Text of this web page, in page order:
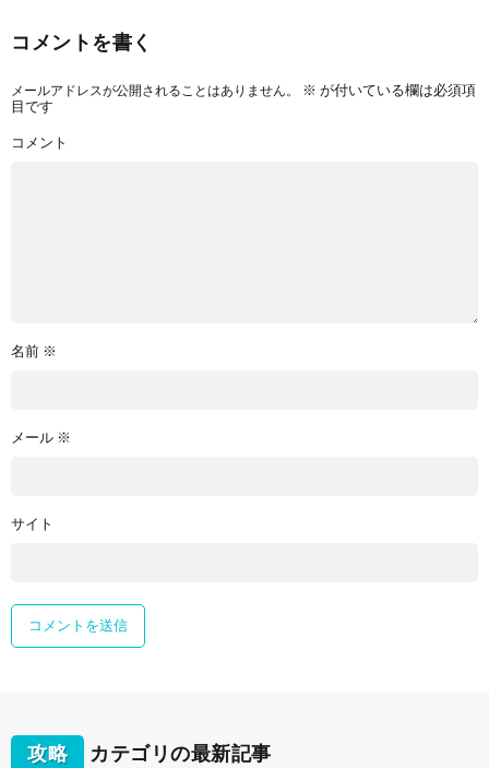
コメントを書く
メールアドレスが公開されることはありません。 ※ が付いている欄は必須項
目です
コメント
名前 ※
メール ※
サイト
攻略 カテゴリの最新記事